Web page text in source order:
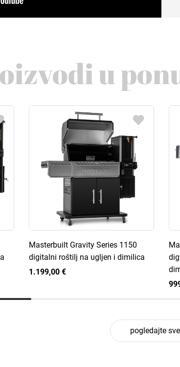
u
Masterbuilt Gravity Series 1150
digitalni roštilj na ugljen i dimilica
1.199,00 €
pogledajte sve